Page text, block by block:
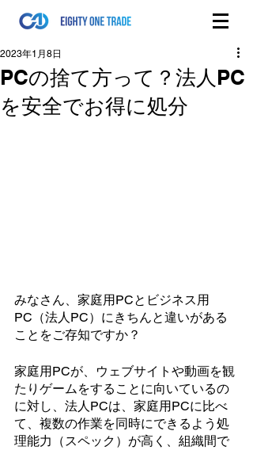
PCの捨て方って？法人PC
を安全でお得に処分
2023年1月8日
みなさん、家庭用PCとビジネス用
PC（法人PC）にきちんと違いがある
ことをご存知ですか？
家庭用PCが、ウェブサイトや動画を観
たりゲームをすることに向いているの
に対し、法人PCは、家庭用PCに比べ
て、複数の作業を同時にできるよう処
理能力（スペック）が高く、組織間で